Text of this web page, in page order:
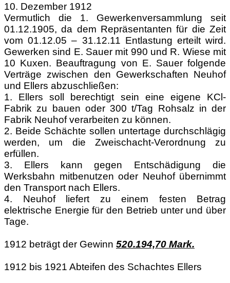
10. Dezember 1912
Vermutlich die 1. Gewerkenversammlung seit
01.12.1905, da dem Repräsentanten für die Zeit
vom 01.12.05 – 31.12.11 Entlastung erteilt wird.
Gewerken sind E. Sauer mit 990 und R. Wiese mit
10 Kuxen. Beauftragung von E. Sauer folgende
Verträge zwischen den Gewerkschaften Neuhof
und Ellers abzuschließen:
1. Ellers soll berechtigt sein eine eigene KCl-
Fabrik zu bauen oder 300 t/Tag Rohsalz in der
Fabrik Neuhof verarbeiten zu können.
2. Beide Schächte sollen untertage durchschlägig
werden, um die Zweischacht-Verordnung zu
erfüllen.
3. Ellers kann gegen Entschädigung die
Werksbahn mitbenutzen oder Neuhof übernimmt
den Transport nach Ellers.
4. Neuhof liefert zu einem festen Betrag
elektrische Energie für den Betrieb unter und über
Tage.
1912 beträgt der Gewinn 520.194,70 Mark.
1912 bis 1921 Abteifen des Schachtes Ellers